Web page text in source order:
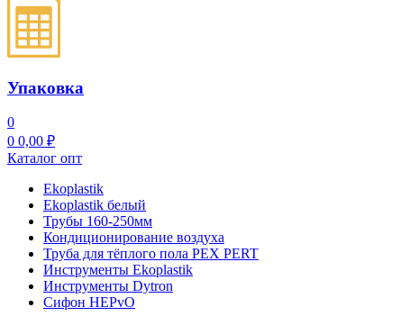
Упаковка
0
0 0,00 ₽
Каталог опт
Ekoplastik
Ekoplastik белый
Трубы 160-250мм
Кондиционирование воздуха
Труба для тёплого пола PEX PERT
Инструменты Ekoplastik
Инструменты Dytron
Сифон HEPvO